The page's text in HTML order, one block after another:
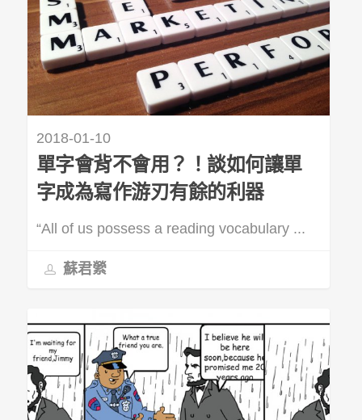
2018-01-10
單字會背不會用？！談如何讓單
字成為寫作游刃有餘的利器
“All of us possess a reading vocabulary ...
蘇君縈